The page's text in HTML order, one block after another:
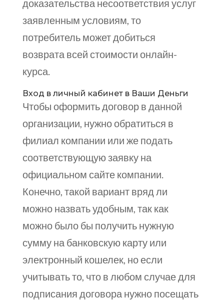
доказательства несоответствия услуг
заявленным условиям, то
потребитель может добиться
возврата всей стоимости онлайн-
курса.
Вход в личный кабинет в Ваши Деньги
Чтобы оформить договор в данной
организации, нужно обратиться в
филиал компании или же подать
соответствующую заявку на
официальном сайте компании.
Конечно, такой вариант вряд ли
можно назвать удобным, так как
можно было бы получить нужную
сумму на банковскую карту или
электронный кошелек, но если
учитывать то, что в любом случае для
подписания договора нужно посещать